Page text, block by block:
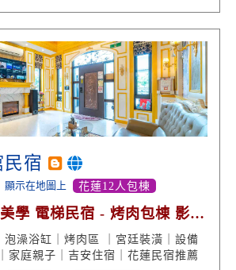
宿
顯示在地圖上 花蓮12人包棟
美學 電梯民宿 - 烤肉包棟 影視
】
泡澡浴缸｜烤肉區 ｜宮廷裝潢｜設備
家庭親子｜吉安住宿｜花蓮民宿推薦